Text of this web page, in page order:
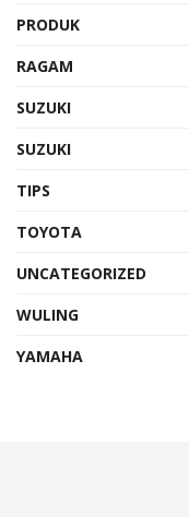
PRODUK
RAGAM
SUZUKI
SUZUKI
TIPS
TOYOTA
UNCATEGORIZED
WULING
YAMAHA